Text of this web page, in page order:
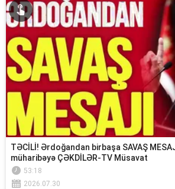
TƏCİLİ! Ərdoğandan birbaşa SAVAŞ
müharibəyə ÇƏKDİLƏR-TV Müsavat
53:18
2026.07.30